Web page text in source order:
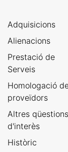
Adquisicions
Alienacions
Prestació de
Serveis
Homologació
proveïdors
Altres qüestions
d'interès
Històric